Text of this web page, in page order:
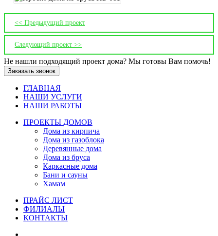
<< Предыдущий проект
Следующий проект >>
Не нашли подходящий проект дома? Мы готовы Вам помочь!
Заказать звонок
ГЛАВНАЯ
НАШИ УСЛУГИ
НАШИ РАБОТЫ
ПРОЕКТЫ ДОМОВ
Дома из кирпича
Дома из газoблока
Деревянные дома
Дома из бруса
Каркасные дома
Бани и сауны
Хамам
ПРАЙС ЛИСТ
ФИЛИАЛЫ
КОНТАКТЫ